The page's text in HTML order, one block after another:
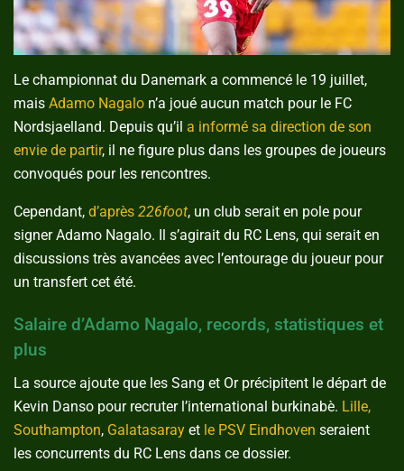
Le championnat du Danemark a commencé le 19 juillet,
mais Adamo Nagalo n’a joué aucun match pour le FC
Nordsjaelland. Depuis qu’il a informé sa direction de son
envie de partir, il ne figure plus dans les groupes de joueurs
convoqués pour les rencontres.
Cependant, d’après 226foot, un club serait en pole pour
signer Adamo Nagalo. Il s’agirait du RC Lens, qui serait en
discussions très avancées avec l’entourage du joueur pour
un transfert cet été.
Salaire d’Adamo Nagalo, records, statistiques et
plus
La source ajoute que les Sang et Or précipitent le départ de
Kevin Danso pour recruter l’international burkinabè. Lille,
Southampton, Galatasaray et le PSV Eindhoven seraient
les concurrents du RC Lens dans ce dossier.